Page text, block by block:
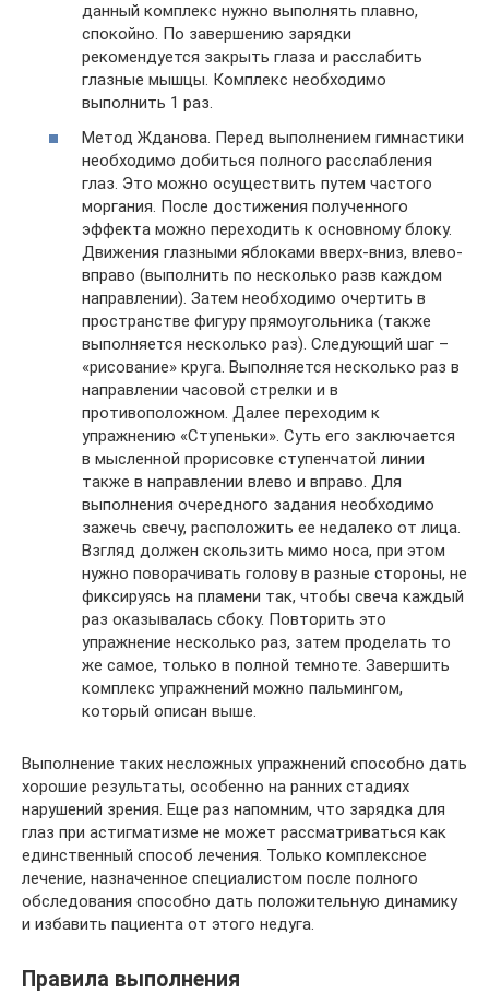
данный комплекс нужно выполнять плавно,
спокойно. По завершению зарядки
рекомендуется закрыть глаза и расслабить
глазные мышцы. Комплекс необходимо
выполнить 1 раз.
Метод Жданова. Перед выполнением гимнастики
необходимо добиться полного расслабления
глаз. Это можно осуществить путем частого
моргания. После достижения полученного
эффекта можно переходить к основному блоку.
Движения глазными яблоками вверх-вниз, влево-
вправо (выполнить по несколько разв каждом
направлении). Затем необходимо очертить в
пространстве фигуру прямоугольника (также
выполняется несколько раз). Следующий шаг –
«рисование» круга. Выполняется несколько раз в
направлении часовой стрелки и в
противоположном. Далее переходим к
упражнению «Ступеньки». Суть его заключается
в мысленной прорисовке ступенчатой линии
также в направлении влево и вправо. Для
выполнения очередного задания необходимо
зажечь свечу, расположить ее недалеко от лица.
Взгляд должен скользить мимо носа, при этом
нужно поворачивать голову в разные стороны, не
фиксируясь на пламени так, чтобы свеча каждый
раз оказывалась сбоку. Повторить это
упражнение несколько раз, затем проделать то
же самое, только в полной темноте. Завершить
комплекс упражнений можно пальмингом,
который описан выше.
Выполнение таких несложных упражнений способно дать
хорошие результаты, особенно на ранних стадиях
нарушений зрения. Еще раз напомним, что зарядка для
глаз при астигматизме не может рассматриваться как
единственный способ лечения. Только комплексное
лечение, назначенное специалистом после полного
обследования способно дать положительную динамику
и избавить пациента от этого недуга.
Правила выполнения